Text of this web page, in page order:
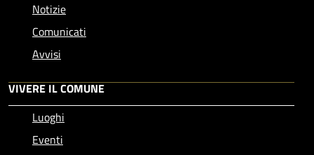
Notizie
Comunicati
Avvisi
VIVERE IL COMUNE
Luoghi
Eventi